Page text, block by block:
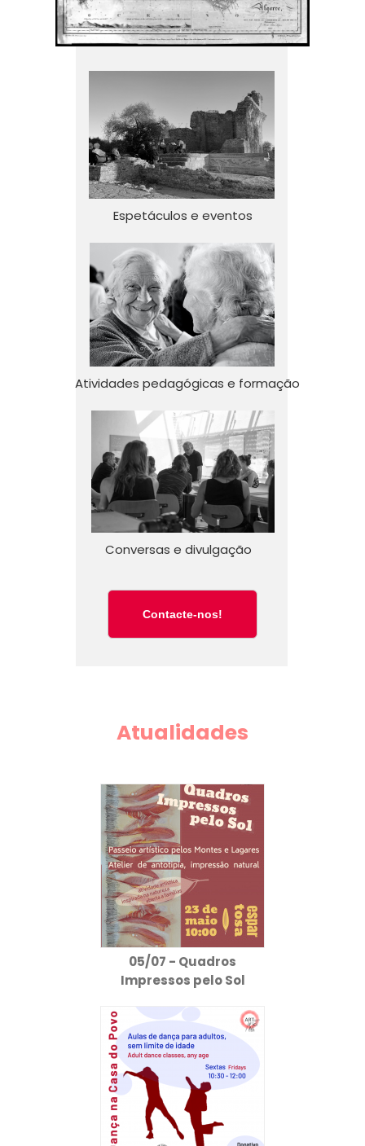
Contacte-nos!
Espetáculos e eventos
Atividades pedagógicas e formação
Conversas e divulgação
Atualidades
05/07 - Quadros
Impressos pelo Sol